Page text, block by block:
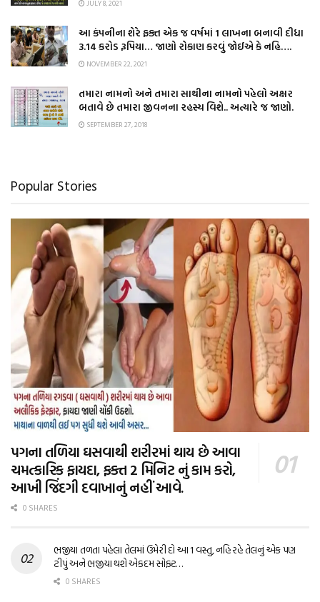
JULY 8, 2021
આ કંપનીના શેરે ફક્ત એક જ વર્ષમાં 1 લાખના બનાવી દીધા
3.14 કરોડ રૂપિયા… જાણો રોકાણ કરવું જોઈએ કે નહિ….
NOVEMBER 22, 2021
તમારા નામનો અને તમારા સાથીના નામનો પહેલો અક્ષર
બતાવે છે તમારા જીવનના રહસ્ય વિશે.. અત્યારે જ જાણો.
SEPTEMBER 27, 2018
Popular Stories
પગના તળિયા ઘસવાથી શરીરમાં થાય છે આવા
ચમત્કારિક ફાયદા, ફક્ત 2 મિનિટ નું કામ કરો,
આખી જિંદગી દવાખાનું નહીં આવે.
0 SHARES
ભજીયા તળતા પહેલા તેલમાં ઉમેરી દો આ 1 વસ્તુ, નહિ રહે તેલનું એક પણ
ટીપું અને ભજીયા થશે એકદમ સોફ્ટ…
0 SHARES